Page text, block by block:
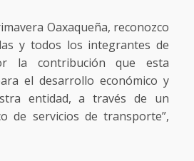
Oaxaqueña, reconozco
y todos los integrantes de
la contribución que esta
el desarrollo económico y
entidad, a través de un
de servicios de transporte”,